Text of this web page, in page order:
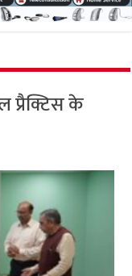
प्रैक्टिस के